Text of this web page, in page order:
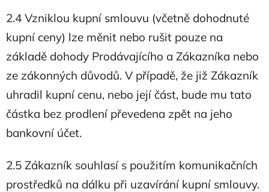
2.4 Vzniklou kupní smlouvu (včetně dohodnuté
kupní ceny) lze měnit nebo rušit pouze na
základě dohody Prodávajícího a Zákazníka nebo
ze zákonných důvodů. V případě, že již Zákazník
uhradil kupní cenu, nebo její část, bude mu tato
částka bez prodlení převedena zpět na jeho
bankovní účet.
2.5 Zákazník souhlasí s použitím komunikačních
prostředků na dálku při uzavírání kupní smlouvy.